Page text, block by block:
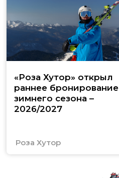
«Роза Хутор» открыл
раннее бронирование
зимнего сезона –
2026/2027
Роза Хутор